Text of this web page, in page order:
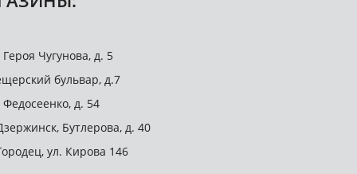
Героя Чугунова, д. 5
бульвар, д.7
Федосеенко, д. 54
Бутлерова, д. 40
ул. Кирова 146